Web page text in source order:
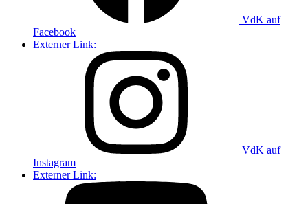
VdK auf
Facebook
Externer Link:
VdK auf
Instagram
Externer Link: